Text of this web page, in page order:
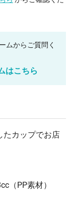
ムからご質問く
はこちら
たカップでお店
（PP素材）